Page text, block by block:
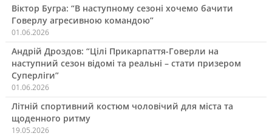
Віктор Бугра: “В наступному сезоні хочемо бачити
Говерлу агресивною командою”
01.06.2026
Андрій Дроздов: “Цілі Прикарпаття-Говерли на
наступний сезон відомі та реальні – стати призером
Суперліги”
01.06.2026
Літній спортивний костюм чоловічий для міста та
щоденного ритму
19.05.2026